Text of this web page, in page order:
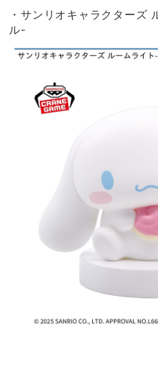
・サンリオキャラクターズ
ル-